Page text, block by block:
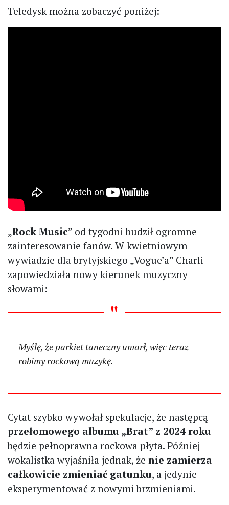
Teledysk można zobaczyć poniżej:
„Rock Music” od tygodni budził ogromne
zainteresowanie fanów. W kwietniowym
wywiadzie dla brytyjskiego „Vogue’a” Charli
zapowiedziała nowy kierunek muzyczny
słowami:
Myślę, że parkiet taneczny umarł, więc teraz
robimy rockową muzykę.
Cytat szybko wywołał spekulacje, że następcą
przełomowego albumu „Brat” z 2024 roku
będzie pełnoprawna rockowa płyta. Później
wokalistka wyjaśniła jednak, że nie zamierza
całkowicie zmieniać gatunku, a jedynie
eksperymentować z nowymi brzmieniami.